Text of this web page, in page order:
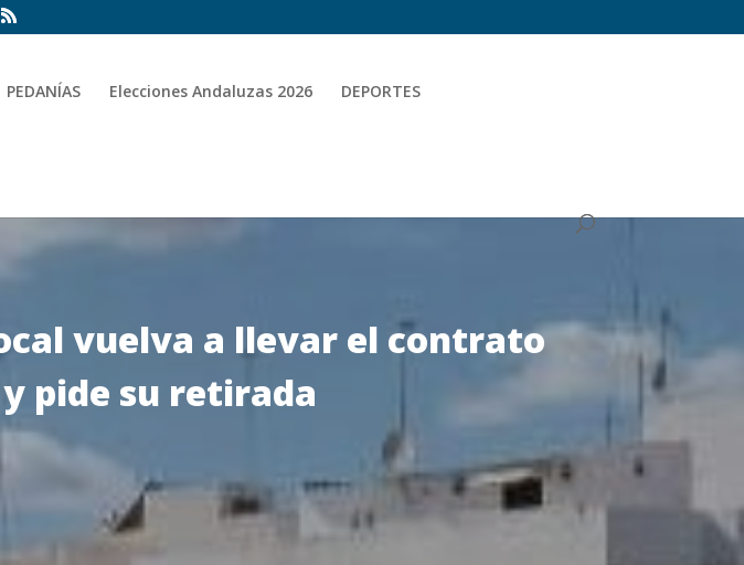
PEDANÍAS Elecciones Andaluzas 2026 DEPORTES
vuelva a llevar el contrato
pide su retirada